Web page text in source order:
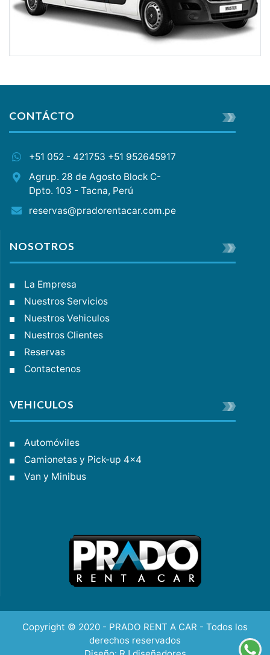
CONTÁCTO
+51 052 - 421753 +51 952645917
Agrup. 28 de Agosto Block C-
Dpto. 103 - Tacna, Perú
reservas@pradorentacar.com.pe
NOSOTROS
La Empresa
Nuestros Servicios
Nuestros Vehiculos
Nuestros Clientes
Reservas
Contactenos
VEHICULOS
Automóviles
Camionetas y Pick-up 4x4
Van y Minibus
Copyright © 2020 - PRADO RENT A CAR - Todos los
derechos reservados